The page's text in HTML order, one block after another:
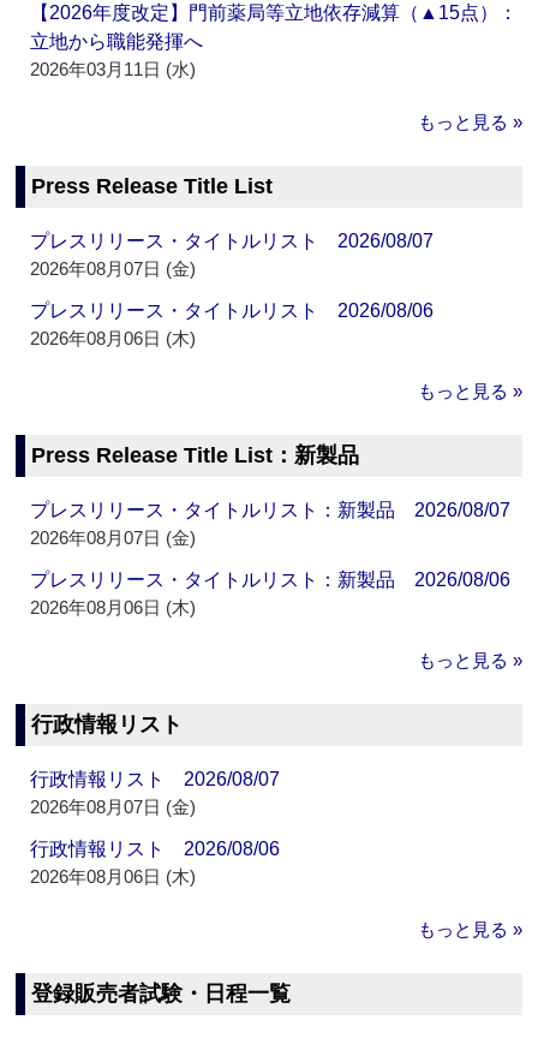
【2026年度改定】門前薬局等立地依存減算（▲15点）：
立地から職能発揮へ
2026年03月11日 (水)
もっと見る »
Press Release Title List
プレスリリース・タイトルリスト 2026/08/07
2026年08月07日 (金)
プレスリリース・タイトルリスト 2026/08/06
2026年08月06日 (木)
もっと見る »
Press Release Title List：新製品
プレスリリース・タイトルリスト：新製品 2026/08/07
2026年08月07日 (金)
プレスリリース・タイトルリスト：新製品 2026/08/06
2026年08月06日 (木)
もっと見る »
行政情報リスト
行政情報リスト 2026/08/07
2026年08月07日 (金)
行政情報リスト 2026/08/06
2026年08月06日 (木)
もっと見る »
登録販売者試験・日程一覧